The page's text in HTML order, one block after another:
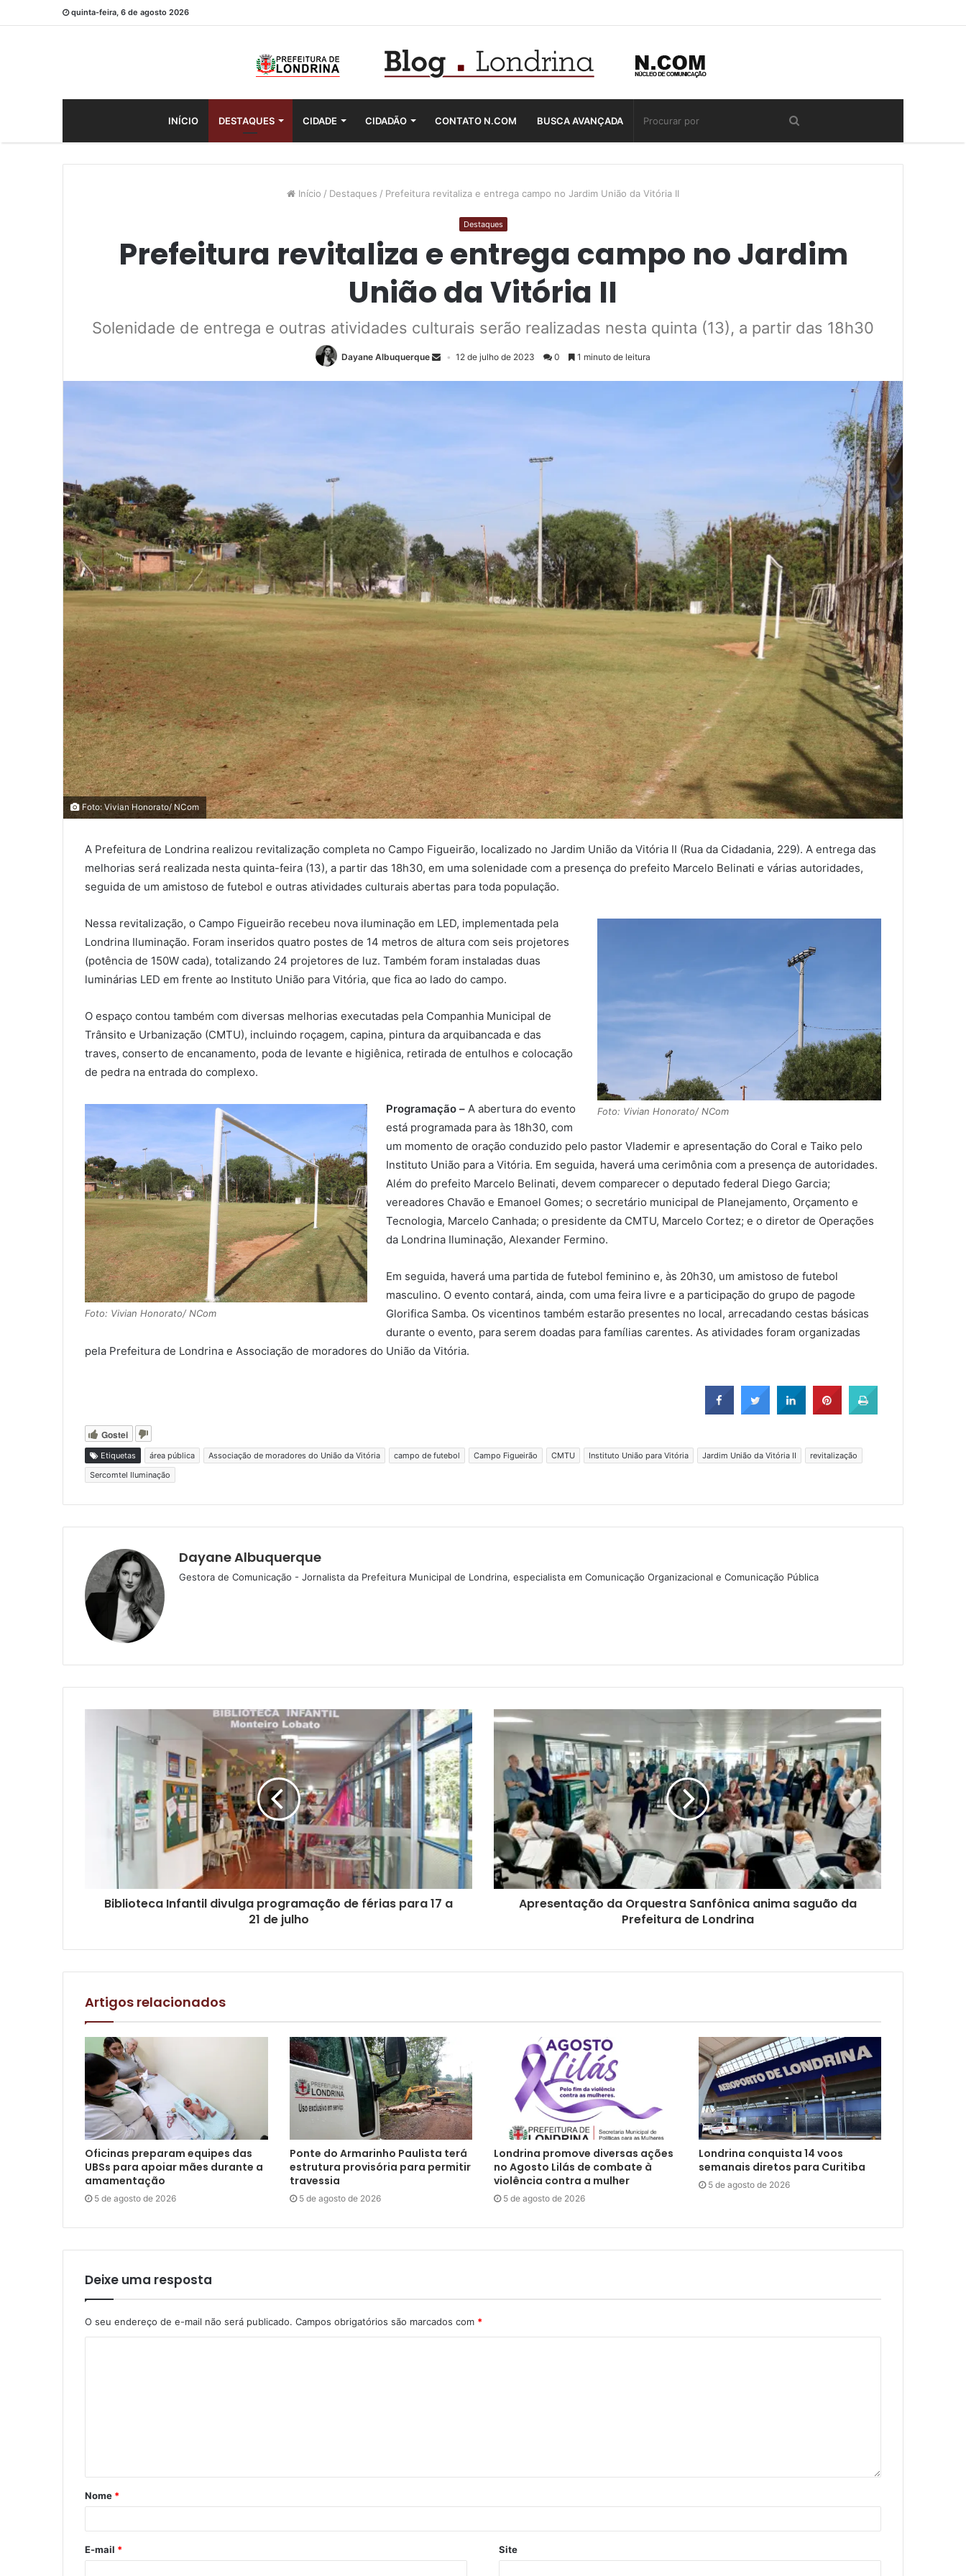
quinta-feira, 6 de agosto 2026
INÍCIO DESTAQUES CIDADE CIDADÃO CONTATO N.COM BUSCA AVANÇADA
Início / Destaques / Prefeitura revitaliza e entrega campo no Jardim União da Vitória II
Destaques
Prefeitura revitaliza e entrega campo no Jardim
União da Vitória II
Solenidade de entrega e outras atividades culturais serão realizadas nesta quinta (13), a partir das 18h30
Dayane Albuquerque 12 de julho de 2023 0 1 minuto de leitura
Foto: Vivian Honorato/ NCom
A Prefeitura de Londrina realizou revitalização completa no Campo Figueirão, localizado no Jardim União da Vitória II (Rua da Cidadania, 229). A entrega das
melhorias será realizada nesta quinta-feira (13), a partir das 18h30, em uma solenidade com a presença do prefeito Marcelo Belinati e várias autoridades,
seguida de um amistoso de futebol e outras atividades culturais abertas para toda população.
Foto: Vivian Honorato/ NCom
Nessa revitalização, o Campo Figueirão recebeu nova iluminação em LED, implementada pela
Londrina Iluminação. Foram inseridos quatro postes de 14 metros de altura com seis projetores
(potência de 150W cada), totalizando 24 projetores de luz. Também foram instaladas duas
luminárias LED em frente ao Instituto União para Vitória, que fica ao lado do campo.
O espaço contou também com diversas melhorias executadas pela Companhia Municipal de
Trânsito e Urbanização (CMTU), incluindo roçagem, capina, pintura da arquibancada e das
traves, conserto de encanamento, poda de levante e higiênica, retirada de entulhos e colocação
de pedra na entrada do complexo.
Foto: Vivian Honorato/ NCom
Programação – A abertura do evento
está programada para às 18h30, com
um momento de oração conduzido pelo pastor Vlademir e apresentação do Coral e Taiko pelo
Instituto União para a Vitória. Em seguida, haverá uma cerimônia com a presença de autoridades.
Além do prefeito Marcelo Belinati, devem comparecer o deputado federal Diego Garcia;
vereadores Chavão e Emanoel Gomes; o secretário municipal de Planejamento, Orçamento e
Tecnologia, Marcelo Canhada; o presidente da CMTU, Marcelo Cortez; e o diretor de Operações
da Londrina Iluminação, Alexander Fermino.
Em seguida, haverá uma partida de futebol feminino e, às 20h30, um amistoso de futebol
masculino. O evento contará, ainda, com uma feira livre e a participação do grupo de pagode
Glorifica Samba. Os vicentinos também estarão presentes no local, arrecadando cestas básicas
durante o evento, para serem doadas para famílias carentes. As atividades foram organizadas
pela Prefeitura de Londrina e Associação de moradores do União da Vitória.
Gostei
Etiquetas área pública Associação de moradores do União da Vitória campo de futebol Campo Figueirão CMTU Instituto União para Vitória Jardim União da Vitória II
revitalização
Sercomtel Iluminação
Dayane Albuquerque
Gestora de Comunicação - Jornalista da Prefeitura Municipal de Londrina, especialista em Comunicação Organizacional e Comunicação Pública
Biblioteca Infantil divulga programação de férias para 17 a
21 de julho
Apresentação da Orquestra Sanfônica anima saguão da
Prefeitura de Londrina
Artigos relacionados
Oficinas preparam equipes das
UBSs para apoiar mães durante a
amamentação
5 de agosto de 2026
Ponte do Armarinho Paulista terá
estrutura provisória para permitir
travessia
5 de agosto de 2026
Londrina promove diversas ações
no Agosto Lilás de combate à
violência contra a mulher
5 de agosto de 2026
Londrina conquista 14 voos
semanais diretos para Curitiba
5 de agosto de 2026
Deixe uma resposta
O seu endereço de e-mail não será publicado. Campos obrigatórios são marcados com *
Nome *
E-mail * Site
COMPARTILHAMENTOS